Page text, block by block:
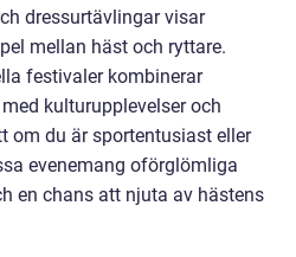
dressurtävlingar visar
mellan häst och ryttare.
festivaler kombinerar
kulturupplevelser och
om du är sportentusiast eller
evenemang oförglömliga
en chans att njuta av hästens